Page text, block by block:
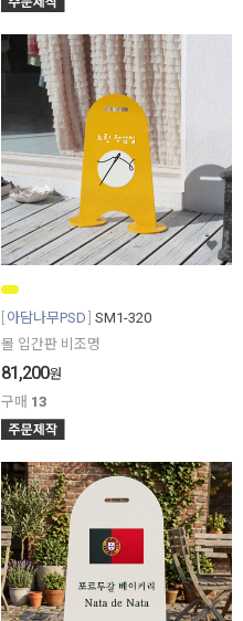
아담나무PSD SM1-320
몰 입간판 비조명
81,200원
구매 13